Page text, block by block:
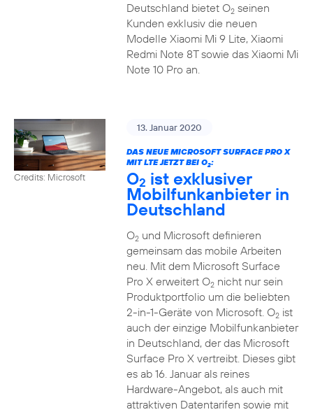
Deutschland bietet O2seinen
Kunden exklusiv die neuen
Modelle Xiaomi Mi 9 Lite, Xiaomi
Redmi Note 8T sowie das Xiaomi Mi
Note 10 Pro an.
Credits: Microsoft
13. Januar 2020
DAS NEUE MICROSOFT SURFACE PRO X
MIT LTE JETZT BEI O2:
O2 ist exklusiver
Mobilfunkanbieter in
Deutschland
O2und Microsoft definieren
gemeinsam das mobile Arbeiten
neu. Mit dem Microsoft Surface
Pro X erweitert O2nicht nur sein
Produktportfolio um die beliebten
2-in-1-Geräte von Microsoft. O2ist
auch der einzige Mobilfunkanbieter
in Deutschland, der das Microsoft
Surface Pro X vertreibt. Dieses gibt
es ab 16. Januar als reines
Hardware-Angebot, als auch mit
attraktiven Datentarifen sowie mit